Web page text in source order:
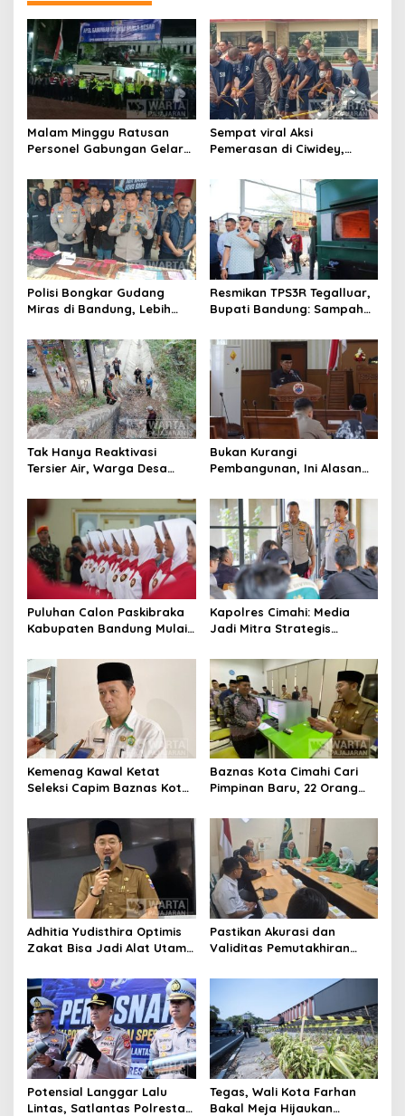
Malam Minggu Ratusan
Personel Gabungan Gelar
Besar Kabupaten Bandung
Sempat viral Aksi
Pemerasan di Ciwidey,
Pelaku
Polisi Bongkar Gudang
Miras di Bandung, Lebih
Resmikan TPS3R Tegalluar,
Bupati Bandung: Sampah
Pemerintah
Tak Hanya Reaktivasi
Tersier Air, Warga Desa
Alternatif di Padalarang
Bukan Kurangi
Pembangunan, Ini Alasan
Pengurangan Belanja
Daerah
Puluhan Calon Paskibraka
Kabupaten Bandung Mulai
Kapolres Cimahi: Media
Jadi Mitra Strategis
Publik
Kemenag Kawal Ketat
Seleksi Capim Baznas Kota
Komisioner Baznas
Berintegritas
Baznas Kota Cimahi Cari
Pimpinan Baru, 22 Orang
Adhitia Yudisthira Optimis
Zakat Bisa Jadi Alat Utama
Kota Cimahi
Pastikan Akurasi dan
Validitas Pemutakhiran
Cimahi Lakukan
Potensial Langgar Lalu
Lintas, Satlantas Polresta
Tegas, Wali Kota Farhan
Bakal Meja Hijaukan